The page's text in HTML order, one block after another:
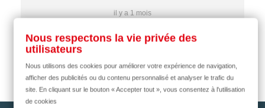
il y a 1 mois
Nous respectons la vie privée des
utilisateurs
Nous utilisons des cookies pour améliorer votre expérience de navigation,
afficher des publicités ou du contenu personnalisé et analyser le trafic du
site. En cliquant sur le bouton « Accepter tout », vous consentez à l'utilisation
de cookies